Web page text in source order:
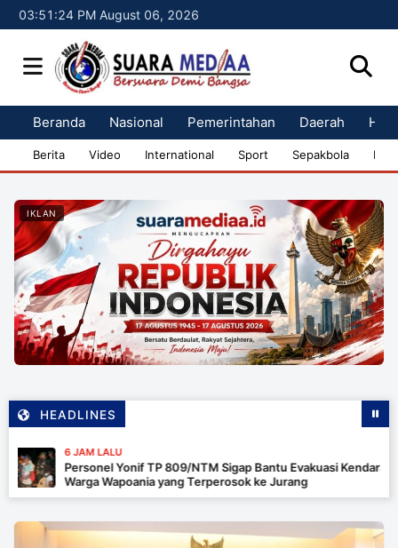
03:51:25 PM August 06, 2026
Beranda Nasional Pemerintahan Daerah
Berita Video International Sport Sepakbola
IKLAN
HEADLINES
Yonif TP 809/NTM Sigap Bantu Evakuasi Kendaraan
Wapoania yang Terperosok ke Jurang